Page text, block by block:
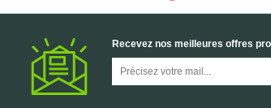
Recevez nos meilleures offres